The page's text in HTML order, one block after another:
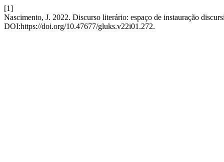
[1]
Nascimento, J. 2022. Discurso literário: espaço de instauração
DOI:https://doi.org/10.47677/gluks.v22i01.272.